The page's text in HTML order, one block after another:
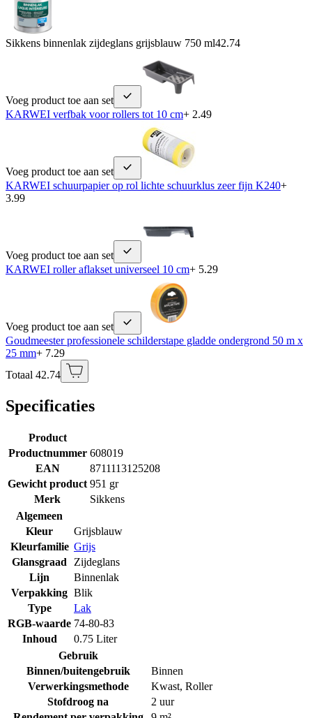
Sikkens binnenlak zijdeglans grijsblauw 750 ml42.74
Voeg product toe aan set
KARWEI verfbak voor rollers tot 10 cm+ 2.49
Voeg product toe aan set
KARWEI schuurpapier op rol lichte schuurklus zeer fijn K240+
3.99
Voeg product toe aan set
KARWEI roller aflakset universeel 10 cm+ 5.29
Voeg product toe aan set
Goudmeester professionele schilderstape gladde ondergrond 50 m x
25 mm+ 7.29
Totaal 42.74
Specificaties
Product
Productnummer 608019
EAN
8711113125208
Gewicht product 951 gr
Merk
Sikkens
Algemeen
Kleur
Grijsblauw
Kleurfamilie Grijs
Glansgraad
Zijdeglans
Lijn
Binnenlak
Verpakking Blik
Type
Lak
RGB-waarde 74-80-83
Inhoud
0.75 Liter
Gebruik
Binnen/buitengebruik
Binnen
Verwerkingsmethode
Kwast, Roller
Stofdroog na
2 uur